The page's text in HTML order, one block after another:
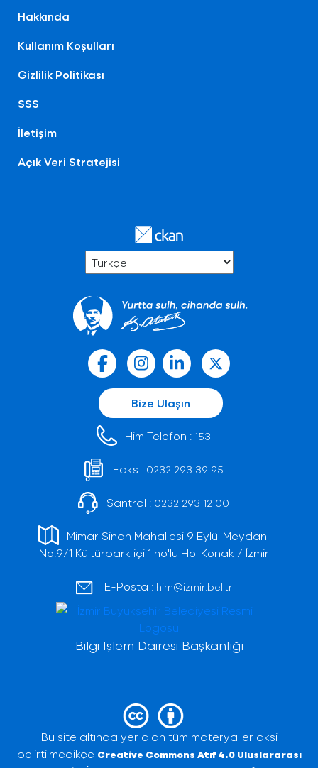
Hakkında
Kullanım Koşulları
Gizlilik Politikası
SSS
İletişim
Açık Veri Stratejisi
Bize Ulaşın
Him Telefon : 153
Faks : 0232 293 39 95
Santral : 0232 293 12 00
Mimar Sinan Mahallesi 9 Eylül Meydanı
No:9/1 Kültürpark içi 1 no'lu Hol Konak / İzmir
E-Posta : him@izmir.bel.tr
Bilgi İşlem Dairesi Başkanlığı
Bu site altında yer alan tüm materyaller aksi
belirtilmedikçe Creative Commons Atıf 4.0 Uluslararası